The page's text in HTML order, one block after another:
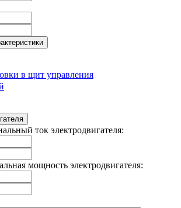
в щит управления
ток электродвигателя:
мощность электродвигателя: